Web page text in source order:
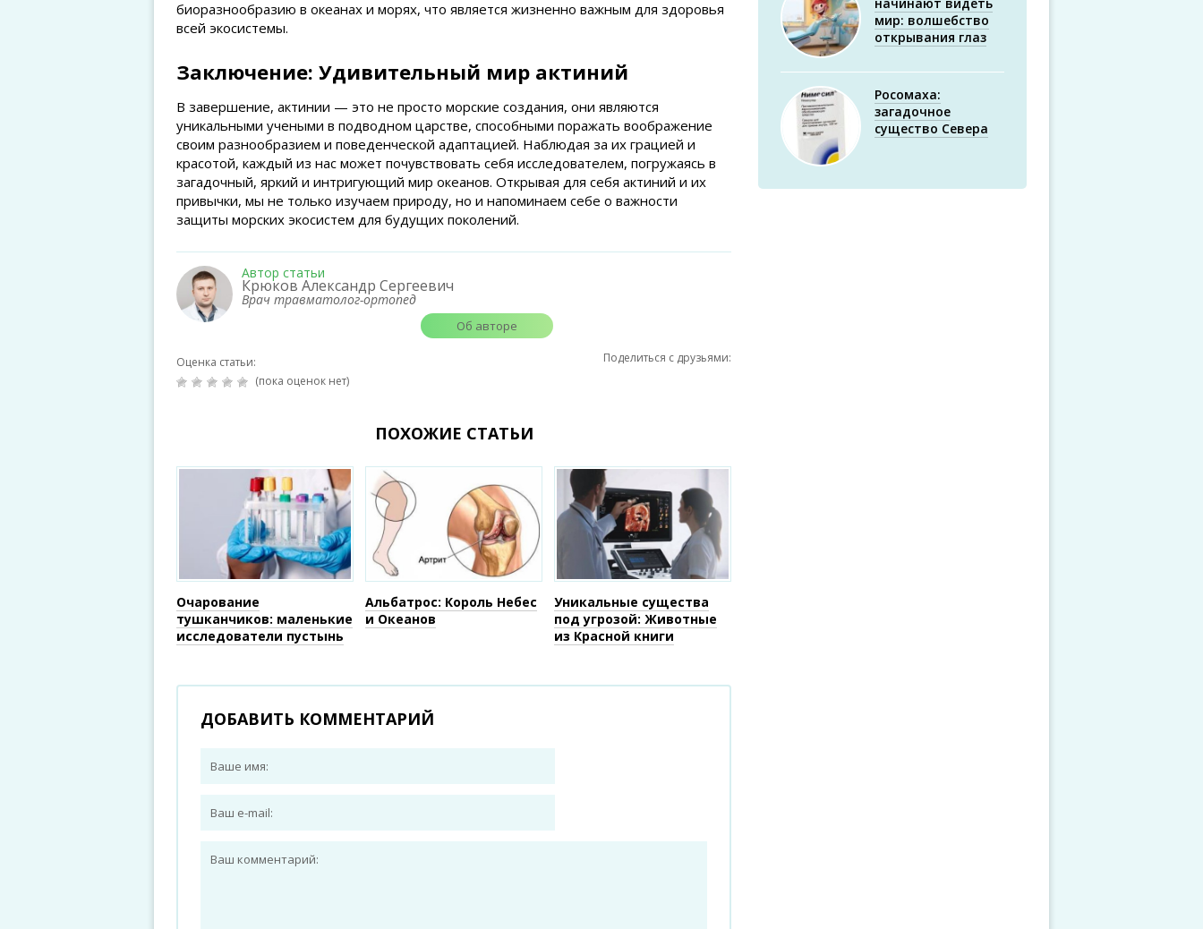
биоразнообразию в океанах и морях, что является жизненно важным для здоровья
всей экосистемы.
Заключение: Удивительный мир актиний
В завершение, актинии — это не просто морские создания, они являются
уникальными учеными в подводном царстве, способными поражать воображение
своим разнообразием и поведенческой адаптацией. Наблюдая за их грацией и
красотой, каждый из нас может почувствовать себя исследователем, погружаясь в
загадочный, яркий и интригующий мир океанов. Открывая для себя актиний и их
привычки, мы не только изучаем природу, но и напоминаем себе о важности
защиты морских экосистем для будущих поколений.
Автор статьи
Крюков Александр Сергеевич
Врач травматолог-ортопед
Об авторе
Оценка статьи:
(пока оценок нет)
Поделиться с друзьями:
ПОХОЖИЕ СТАТЬИ
Очарование
тушканчиков: маленькие
исследователи пустынь
Альбатрос: Король Небес
и Океанов
Уникальные существа
под угрозой: Животные
из Красной книги
ДОБАВИТЬ КОММЕНТАРИЙ
мир: волшебство
открывания глаз
Росомаха:
загадочное
существо Севера